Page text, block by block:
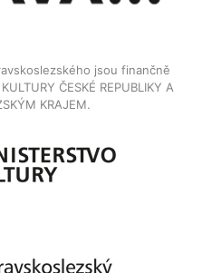
jsou finančně
ČESKÉ REPUBLIKY A
KRAJEM.